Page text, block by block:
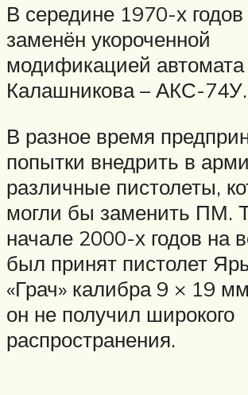
В середине 1970-х
заменён укороченной
модификацией автомата
Калашникова – АКС-74У.
В разное время
попытки внедрить в
различные пистолеты,
могли бы заменить ПМ.
начале 2000-х годов на
был принят пистолет
«Грач» калибра 9 × 19
он не получил широкого
распространения.